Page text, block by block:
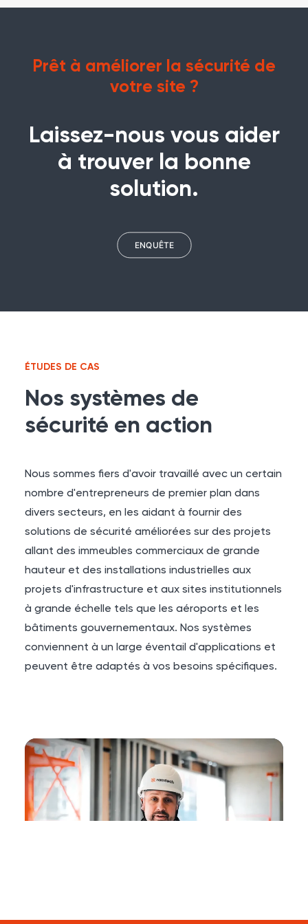
Prêt à améliorer la sécurité de
votre site ?
Laissez-nous vous aider
à trouver la bonne
solution.
ENQUÊTE
ÉTUDES DE CAS
Nos systèmes de
sécurité en action
Nous sommes fiers d'avoir travaillé avec un certain
nombre d'entrepreneurs de premier plan dans
divers secteurs, en les aidant à fournir des
solutions de sécurité améliorées sur des projets
allant des immeubles commerciaux de grande
hauteur et des installations industrielles aux
projets d'infrastructure et aux sites institutionnels
à grande échelle tels que les aéroports et les
bâtiments gouvernementaux. Nos systèmes
conviennent à un large éventail d'applications et
peuvent être adaptés à vos besoins spécifiques.